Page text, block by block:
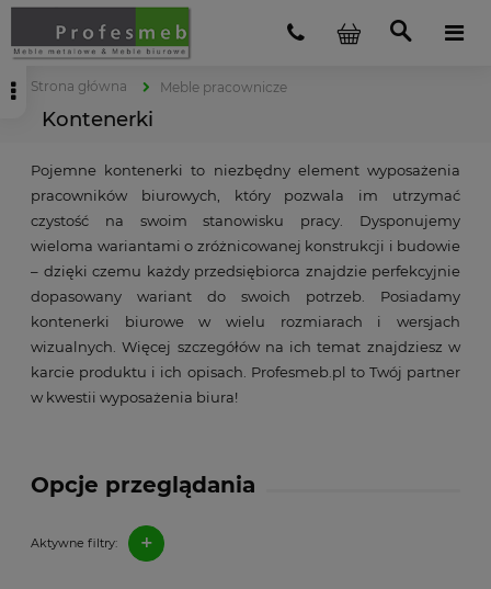
Strona główna Meble pracownicze
Kontenerki
Opcje przeglądania
Aktywne filtry: +
Pojemne kontenerki to niezbędny element wyposażenia
pracowników biurowych, który pozwala im utrzymać
czystość na swoim stanowisku pracy. Dysponujemy
wieloma wariantami o zróżnicowanej konstrukcji i budowie
– dzięki czemu każdy przedsiębiorca znajdzie perfekcyjnie
dopasowany wariant do swoich potrzeb. Posiadamy
kontenerki biurowe w wielu rozmiarach i wersjach
wizualnych. Więcej szczegółów na ich temat znajdziesz w
karcie produktu i ich opisach. Profesmeb.pl to Twój partner
w kwestii wyposażenia biura!